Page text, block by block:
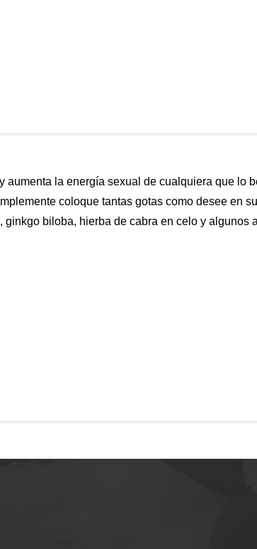
la energía sexual de cualquiera que lo
coloque tantas gotas como desee en
biloba, hierba de cabra en celo y algunos